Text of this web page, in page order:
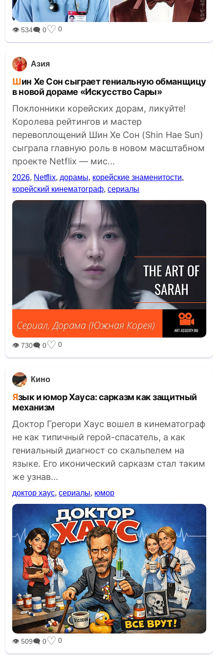
👁 534🗨 0♡ 0
Азия
Шин Хе Сон сыграет гениальную обманщицу
в новой дораме «Искусство Сары»
Поклонники корейских дорам, ликуйте!
Королева рейтингов и мастер
перевоплощений Шин Хе Сон (Shin Hae Sun)
сыграла главную роль в новом масштабном
проекте Netflix — мис...
2026, Netflix, дорамы, корейские знаменитости,
корейский кинематограф,сериалы
👁 730🗨 0♡ 0
Кино
Язык и юмор Хауса: сарказм как защитный
механизм
Доктор Грегори Хаус вошел в кинематограф
не как типичный герой-спасатель, а как
гениальный диагност со скальпелем на
языке. Его иконический сарказм стал таким
же узнав...
доктор хаус,сериалы, юмор
👁 509🗨 0♡ 0